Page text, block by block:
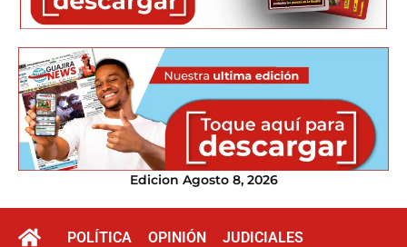
Edicion Agosto 8, 2026
POLÍTICA OPINIÓN
JUDICIALES